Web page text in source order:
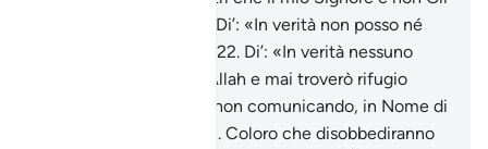
Di’: «In verità non posso né
22. Di’: «In verità nessuno
potrà proteggermi da Allah e mai troverò rifugio
se non comunicando, in Nome di
Allah, i Suoi messaggi». Coloro che disobbediranno